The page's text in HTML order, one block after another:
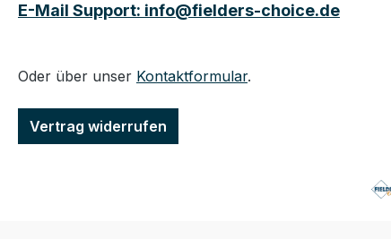
E-Mail Support: info@fielders-choice.de
Oder über unser Kontaktformular.
Vertrag widerrufen